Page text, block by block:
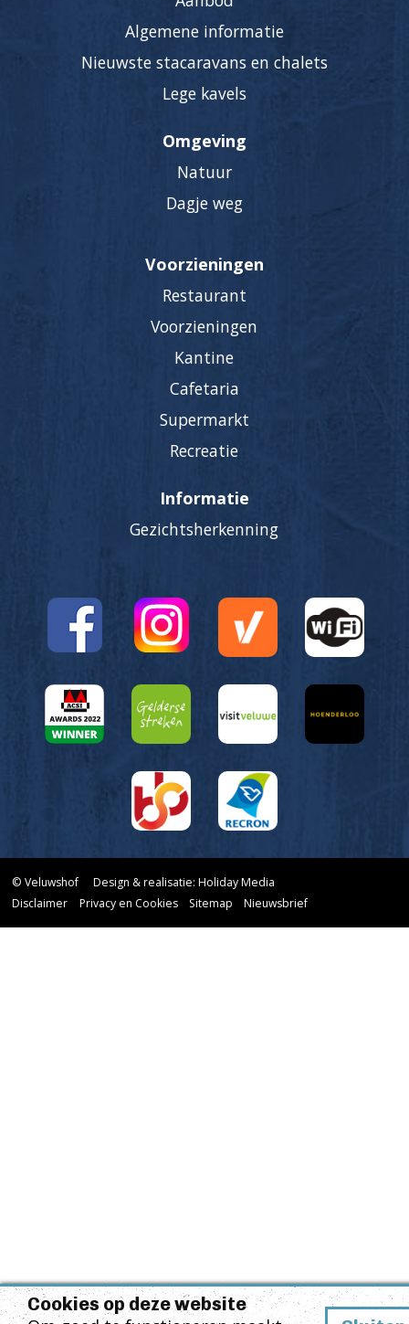
Algemene informatie
Nieuwste stacaravans en chalets
Lege kavels
Omgeving
Natuur
Dagje weg
Voorzieningen
Restaurant
Voorzieningen
Kantine
Cafetaria
Supermarkt
Recreatie
Informatie
Gezichtsherkenning
© Veluwshof
Design & realisatie: Holiday Media
Disclaimer
Privacy en Cookies Sitemap Nieuwsbrief
Cookies op deze website